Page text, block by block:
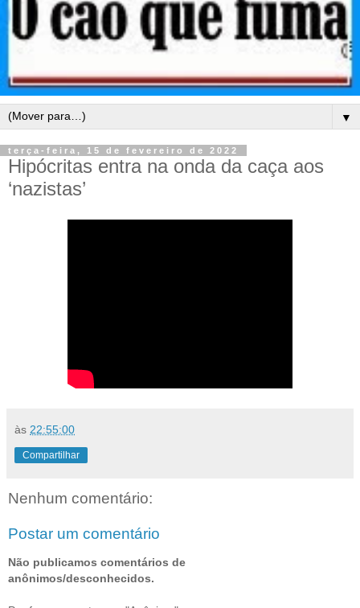
▼
terça-feira, 15 de fevereiro de 2022
Hipócritas entra na onda da caça aos
‘nazistas’
às 22:55:00
Compartilhar
Nenhum comentário:
Postar um comentário
Não publicamos comentários de
anônimos/desconhecidos.